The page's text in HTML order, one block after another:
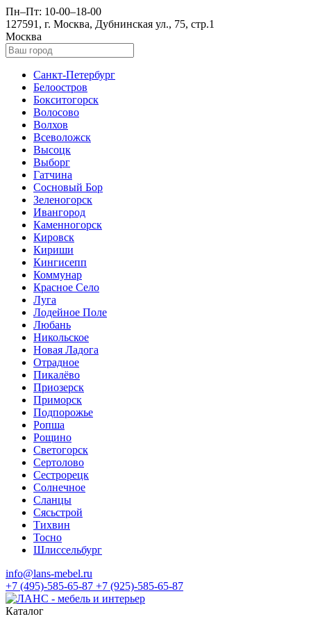
Пн–Пт: 10-00–18-00
127591, г. Москва, Дубнинская ул., 75, стр.1
Москва
Санкт-Петербург
Белоостров
Бокситогорск
Волосово
Волхов
Всеволожск
Высоцк
Выборг
Гатчина
Сосновый Бор
Зеленогорск
Ивангород
Каменногорск
Кировск
Кириши
Кингисепп
Коммунар
Красное Село
Луга
Лодейное Поле
Любань
Никольское
Новая Ладога
Отрадное
Пикалёво
Приозерск
Приморск
Подпорожье
Ропша
Рощино
Светогорск
Сертолово
Сестрорецк
Солнечное
Сланцы
Сясьстрой
Тихвин
Тосно
Шлиссельбург
info@lans-mebel.ru
+7 (495)-585-65-87 +7 (925)-585-65-87
Каталог